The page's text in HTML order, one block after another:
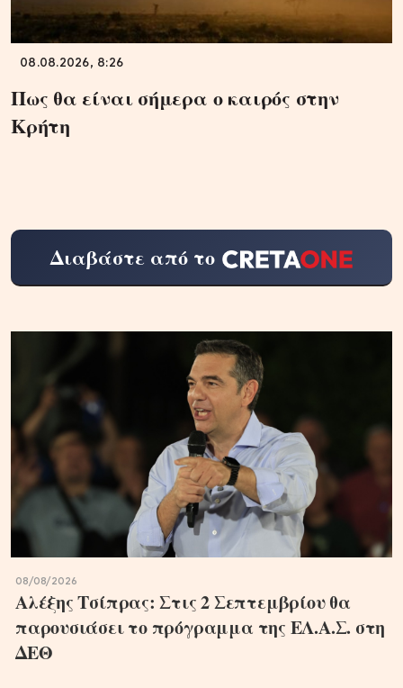
08.08.2026, 8:26
Πως θα είναι σήμερα ο καιρός στην
Κρήτη
Διαβάστε από το
08/08/2026
Αλέξης Τσίπρας: Στις 2 Σεπτεμβρίου θα
παρουσιάσει το πρόγραμμα της ΕΛ.Α.Σ. στη
ΔΕΘ